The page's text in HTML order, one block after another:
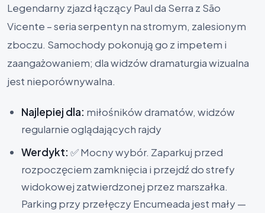
Legendarny zjazd łączący Paul da Serra z São
Vicente – seria serpentyn na stromym, zalesionym
zboczu. Samochody pokonują go z impetem i
zaangażowaniem; dla widzów dramaturgia wizualna
jest nieporównywalna.
Najlepiej dla: miłośników dramatów, widzów
regularnie oglądających rajdy
Werdykt: ✅ Mocny wybór. Zaparkuj przed
rozpoczęciem zamknięcia i przejdź do strefy
widokowej zatwierdzonej przez marszałka.
Parking przy przełęczy Encumeada jest mały —